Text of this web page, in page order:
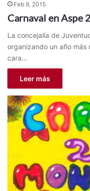
Feb 9, 2015
Carnaval en Aspe
La concejalía de
organizando un año
cara…
Leer más